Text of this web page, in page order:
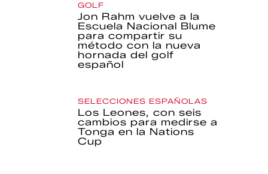
GOLF
Jon Rahm vuelve a la
Escuela Nacional Blume
para compartir su
método con la nueva
hornada del golf
español
SELECCIONES ESPAÑOLAS
Los Leones, con seis
cambios para medirse a
Tonga en la Nations
Cup